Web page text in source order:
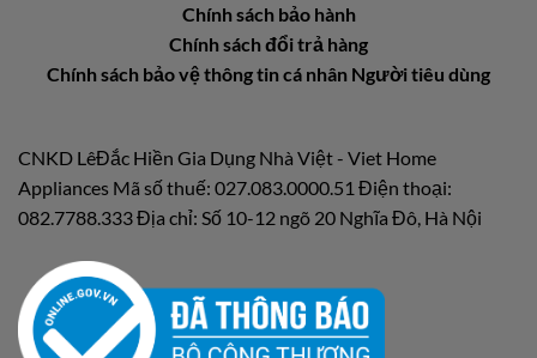
Chính sách bảo hành
Chính sách đổi trả hàng
Chính sách bảo vệ thông tin cá nhân Người tiêu dùng
CNKD LêĐắc Hiền Gia Dụng Nhà Việt - Viet Home
Appliances Mã số thuế: 027.083.0000.51 Điện thoại:
082.7788.333 Địa chỉ: Số 10-12 ngõ 20 Nghĩa Đô, Hà Nội